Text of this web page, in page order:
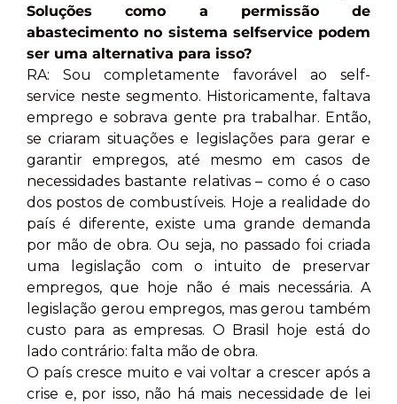
Soluções como a permissão de
abastecimento no sistema selfservice podem
ser uma alternativa para isso?
RA: Sou completamente favorável ao self-
service neste segmento. Historicamente, faltava
emprego e sobrava gente pra trabalhar. Então,
se criaram situações e legislações para gerar e
garantir empregos, até mesmo em casos de
necessidades bastante relativas – como é o caso
dos postos de combustíveis. Hoje a realidade do
país é diferente, existe uma grande demanda
por mão de obra. Ou seja, no passado foi criada
uma legislação com o intuito de preservar
empregos, que hoje não é mais necessária. A
legislação gerou empregos, mas gerou também
custo para as empresas. O Brasil hoje está do
lado contrário: falta mão de obra.
O país cresce muito e vai voltar a crescer após a
crise e, por isso, não há mais necessidade de lei